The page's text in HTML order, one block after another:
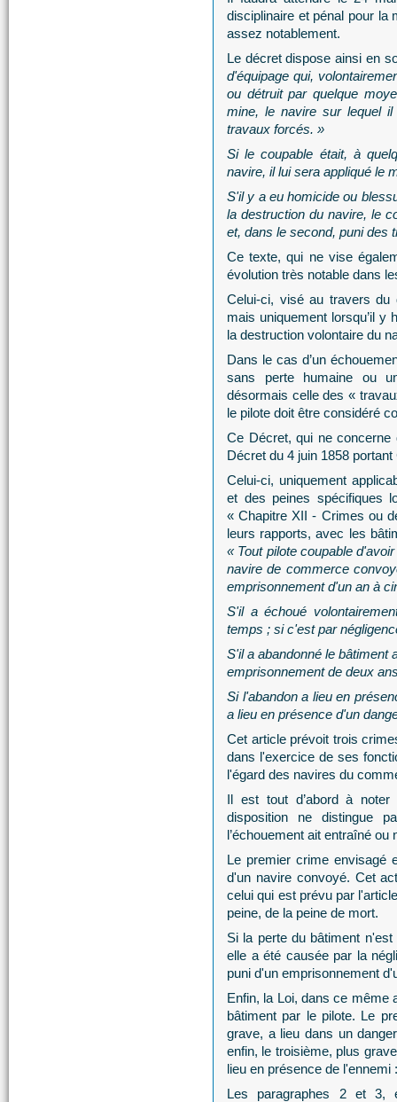
disciplinaire et pénal pour la
assez notablement.
Le décret dispose ainsi en
d'équipage qui,
ou détruit par quelque
mine, le navire sur lequel
travaux forcés. »
Si le coupable était, à
navire, il lui sera appliqué le
S'il y a eu homicide ou
la destruction du navire, le
et, dans le second, puni des
Ce texte, qui ne vise
évolution très notable dans
Celui-ci, visé au travers du
mais uniquement lorsqu’il y
la destruction volontaire du
Dans le cas d’un
sans perte humaine ou
désormais celle des «
le pilote doit être considéré
Ce Décret, qui ne
Décret du 4 juin 1858
Celui-ci, uniquement
et des peines spécifiques
« Chapitre XII - Crimes ou
leurs rapports, avec les
« Tout pilote coupable
navire de commerce
emprisonnement d'un an à
S'il a échoué
temps ; si c'est par
S'il a abandonné le bâtiment
emprisonnement de deux
Si l'abandon a lieu en
a lieu en présence d'un
Cet article prévoit trois
dans l'exercice de ses
l'égard des navires du
Il est tout d’abord à
disposition ne distingue
l’échouement ait entraîné
Le premier crime envisagé
d'un navire convoyé. Cet
celui qui est prévu par
peine, de la peine de mort.
Si la perte du bâtiment
elle a été causée par la
puni d'un emprisonnement
Enfin, la Loi, dans ce même
bâtiment par le pilote. Le
grave, a lieu dans un
enfin, le troisième, plus
lieu en présence de l'ennemi
Les paragraphes 2 et 3,